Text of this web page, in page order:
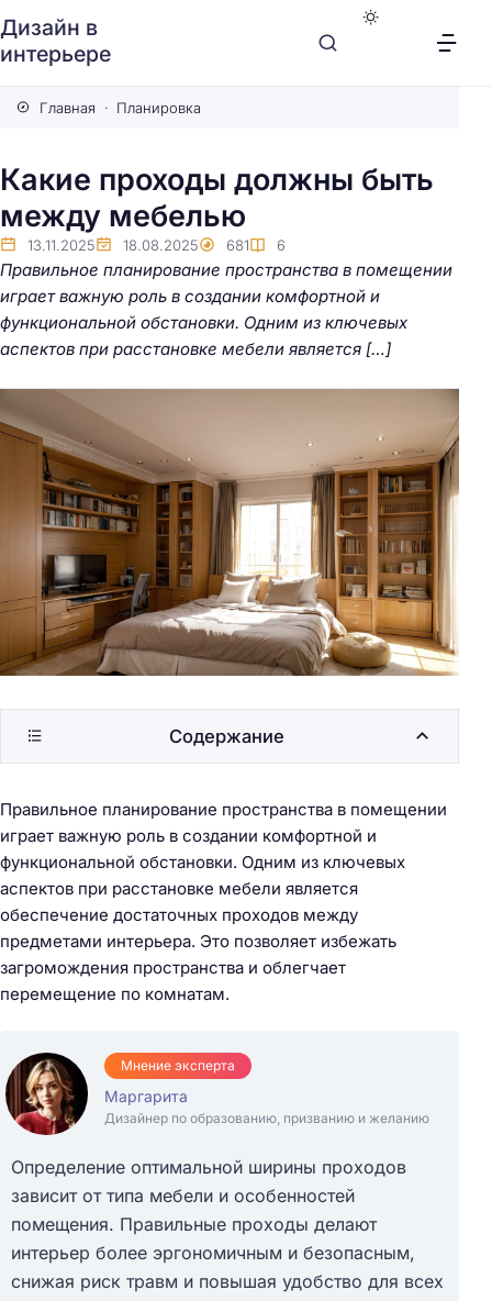
Дизайн в
интерьере
Главная Планировка
Какие проходы должны быть
между мебелью
13.11.2025 18.08.2025 681 6
Правильное планирование пространства в помещении
играет важную роль в создании комфортной и
функциональной обстановки. Одним из ключевых
аспектов при расстановке мебели является […]
Правильное планирование пространства в помещении
играет важную роль в создании комфортной и
функциональной обстановки. Одним из ключевых
аспектов при расстановке мебели является
обеспечение достаточных проходов между
предметами интерьера. Это позволяет избежать
загромождения пространства и облегчает
перемещение по комнатам.
Мнение эксперта
Маргарита
Дизайнер по образованию, призванию и желанию
Определение оптимальной ширины проходов
зависит от типа мебели и особенностей
помещения. Правильные проходы делают
интерьер более эргономичным и безопасным,
снижая риск травм и повышая удобство для всех
Содержание